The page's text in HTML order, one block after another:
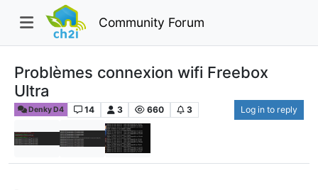
Community Forum
Problèmes connexion wifi Freebox
Ultra
Denky D4 14 3 660 3 Log in to reply